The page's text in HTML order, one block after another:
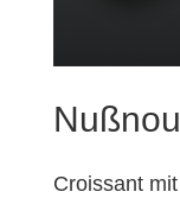
Croissant